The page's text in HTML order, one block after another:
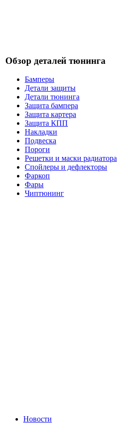
Обзор деталей тюнинга
Бамперы
Детали защиты
Детали тюнинга
Защита бампера
Защита картера
Защита КПП
Накладки
Подвеска
Пороги
Решетки и маски радиатора
Спойлеры и дефлекторы
Фаркоп
Фары
Чиптюнинг
Новости